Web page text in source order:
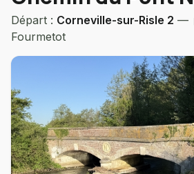
Départ : Corneville-sur-Risle 2 —
Fourmetot